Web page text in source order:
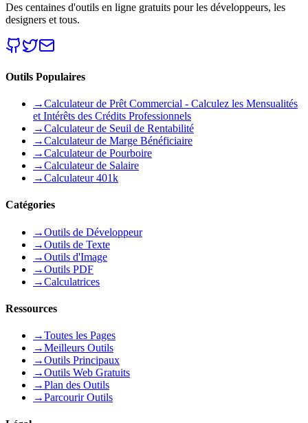
Des centaines d'outils en ligne gratuits pour les développeurs, les
designers et tous.
Outils Populaires
→Calculateur de Prêt Commercial - Calculez les Mensualités
et Intérêts des Crédits Professionnels
→Calculateur de Seuil de Rentabilité
→Calculateur de Marge Bénéficiaire
→Calculateur de Pourboire
→Calculateur de Salaire
→Calculateur 401k
Catégories
→Outils de Développeur
→Outils de Texte
→Outils d'Image
→Outils PDF
→Calculatrices
Ressources
→Toutes les Pages
→Meilleurs Outils
→Outils Principaux
→Outils Web Gratuits
→Plan des Outils
→Parcourir Outils